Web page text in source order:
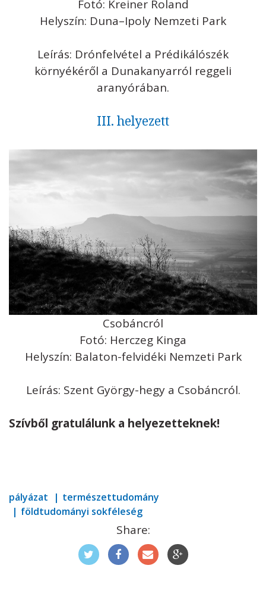
Fotó: Kreiner Roland
Helyszín: Duna–Ipoly Nemzeti Park
Leírás: Drónfelvétel a Prédikálószék
környékéről a Dunakanyarról reggeli
aranyórában.
III. helyezett
Csobáncról
Fotó: Herczeg Kinga
Helyszín: Balaton-felvidéki Nemzeti Park
Leírás: Szent György-hegy a Csobáncról.
Szívből gratulálunk a helyezetteknek!
pályázat
természettudomány
földtudományi sokféleség
Share: